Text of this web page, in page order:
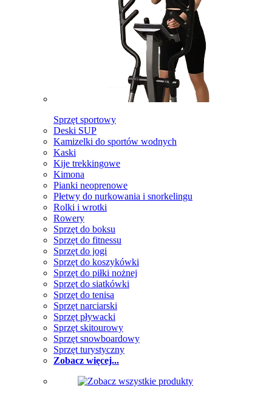
Sprzęt sportowy
Deski SUP
Kamizelki do sportów wodnych
Kaski
Kije trekkingowe
Kimona
Pianki neoprenowe
Płetwy do nurkowania i snorkelingu
Rolki i wrotki
Rowery
Sprzęt do boksu
Sprzęt do fitnessu
Sprzęt do jogi
Sprzęt do koszykówki
Sprzęt do piłki nożnej
Sprzęt do siatkówki
Sprzęt do tenisa
Sprzęt narciarski
Sprzęt pływacki
Sprzęt skitourowy
Sprzęt snowboardowy
Sprzęt turystyczny
Zobacz więcej...